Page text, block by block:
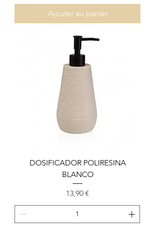
Ajouter au panier
DOSIFICADOR POLIRESINA
BLANCO
Prix
13,90 €